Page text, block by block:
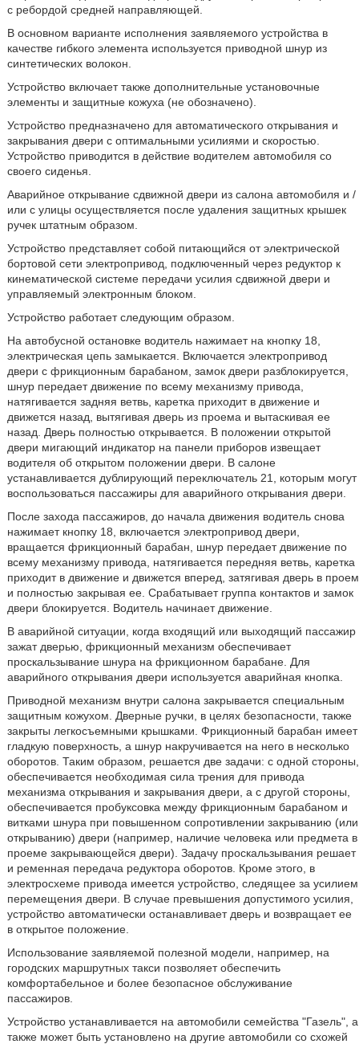
с ребордой средней направляющей.
В основном варианте исполнения заявляемого устройства в
качестве гибкого элемента используется приводной шнур из
синтетических волокон.
Устройство включает также дополнительные установочные
элементы и защитные кожуха (не обозначено).
Устройство предназначено для автоматического открывания и
закрывания двери с оптимальными усилиями и скоростью.
Устройство приводится в действие водителем автомобиля со
своего сиденья.
Аварийное открывание сдвижной двери из салона автомобиля и /
или с улицы осуществляется после удаления защитных крышек
ручек штатным образом.
Устройство представляет собой питающийся от электрической
бортовой сети электропривод, подключенный через редуктор к
кинематической системе передачи усилия сдвижной двери и
управляемый электронным блоком.
Устройство работает следующим образом.
На автобусной остановке водитель нажимает на кнопку 18,
электрическая цепь замыкается. Включается электропривод
двери с фрикционным барабаном, замок двери разблокируется,
шнур передает движение по всему механизму привода,
натягивается задняя ветвь, каретка приходит в движение и
движется назад, вытягивая дверь из проема и вытаскивая ее
назад. Дверь полностью открывается. В положении открытой
двери мигающий индикатор на панели приборов извещает
водителя об открытом положении двери. В салоне
устанавливается дублирующий переключатель 21, которым могут
воспользоваться пассажиры для аварийного открывания двери.
После захода пассажиров, до начала движения водитель снова
нажимает кнопку 18, включается электропривод двери,
вращается фрикционный барабан, шнур передает движение по
всему механизму привода, натягивается передняя ветвь, каретка
приходит в движение и движется вперед, затягивая дверь в проем
и полностью закрывая ее. Срабатывает группа контактов и замок
двери блокируется. Водитель начинает движение.
В аварийной ситуации, когда входящий или выходящий пассажир
зажат дверью, фрикционный механизм обеспечивает
проскальзывание шнура на фрикционном барабане. Для
аварийного открывания двери используется аварийная кнопка.
Приводной механизм внутри салона закрывается специальным
защитным кожухом. Дверные ручки, в целях безопасности, также
закрыты легкосъемными крышками. Фрикционный барабан имеет
гладкую поверхность, а шнур накручивается на него в несколько
оборотов. Таким образом, решается две задачи: с одной стороны,
обеспечивается необходимая сила трения для привода
механизма открывания и закрывания двери, а с другой стороны,
обеспечивается пробуксовка между фрикционным барабаном и
витками шнура при повышенном сопротивлении закрыванию (или
открыванию) двери (например, наличие человека или предмета в
проеме закрывающейся двери). Задачу проскальзывания решает
и ременная передача редуктора оборотов. Кроме этого, в
электросхеме привода имеется устройство, следящее за усилием
перемещения двери. В случае превышения допустимого усилия,
устройство автоматически останавливает дверь и возвращает ее
в открытое положение.
Использование заявляемой полезной модели, например, на
городских маршрутных такси позволяет обеспечить
комфортабельное и более безопасное обслуживание
пассажиров.
Устройство устанавливается на автомобили семейства "Газель", а
также может быть установлено на другие автомобили со схожей